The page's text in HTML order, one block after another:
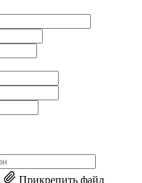
Прикрепить файл